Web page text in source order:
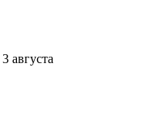
3 августа